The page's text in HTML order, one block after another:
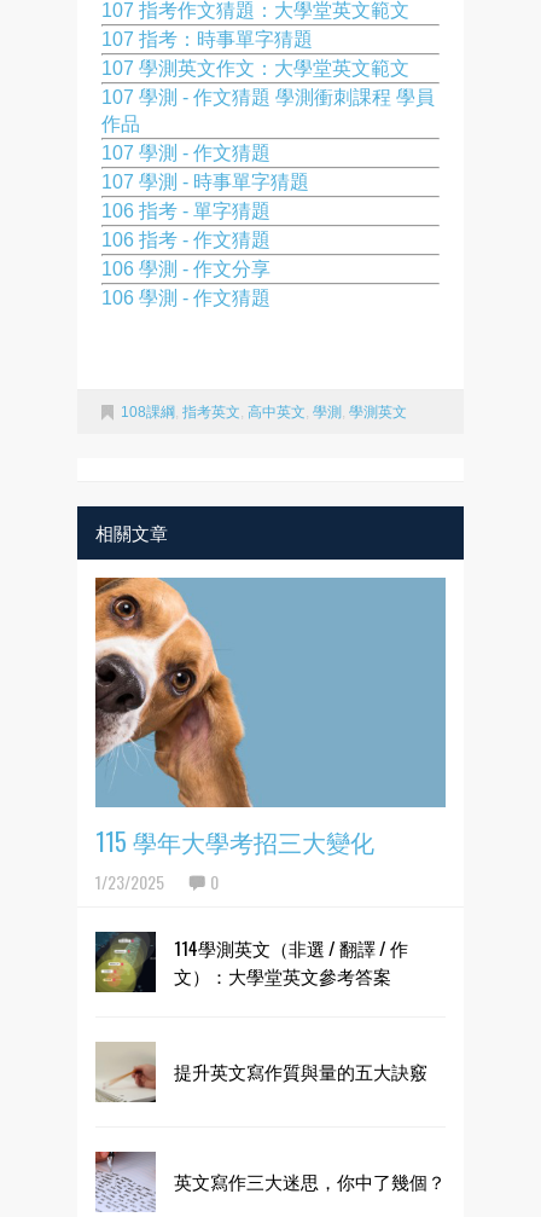
107 指考作文猜題：大學堂英文範文
107 指考：時事單字猜題
107 學測英文作文：大學堂英文範文
107 學測 - 作文猜題 學測衝刺課程 學員
作品
107 學測 - 作文猜題
107 學測 - 時事單字猜題
106 指考 - 單字猜題
106 指考 - 作文猜題
106 學測 - 作文分享
106 學測 - 作文猜題
108課綱 指考英文 高中英文 學測 學測英文
相關文章
115 學年大學考招三大變化
1/23/2025 0
114學測英文（非選 / 翻譯 / 作
文）：大學堂英文參考答案
提升英文寫作質與量的五大訣竅
英文寫作三大迷思，你中了幾個？